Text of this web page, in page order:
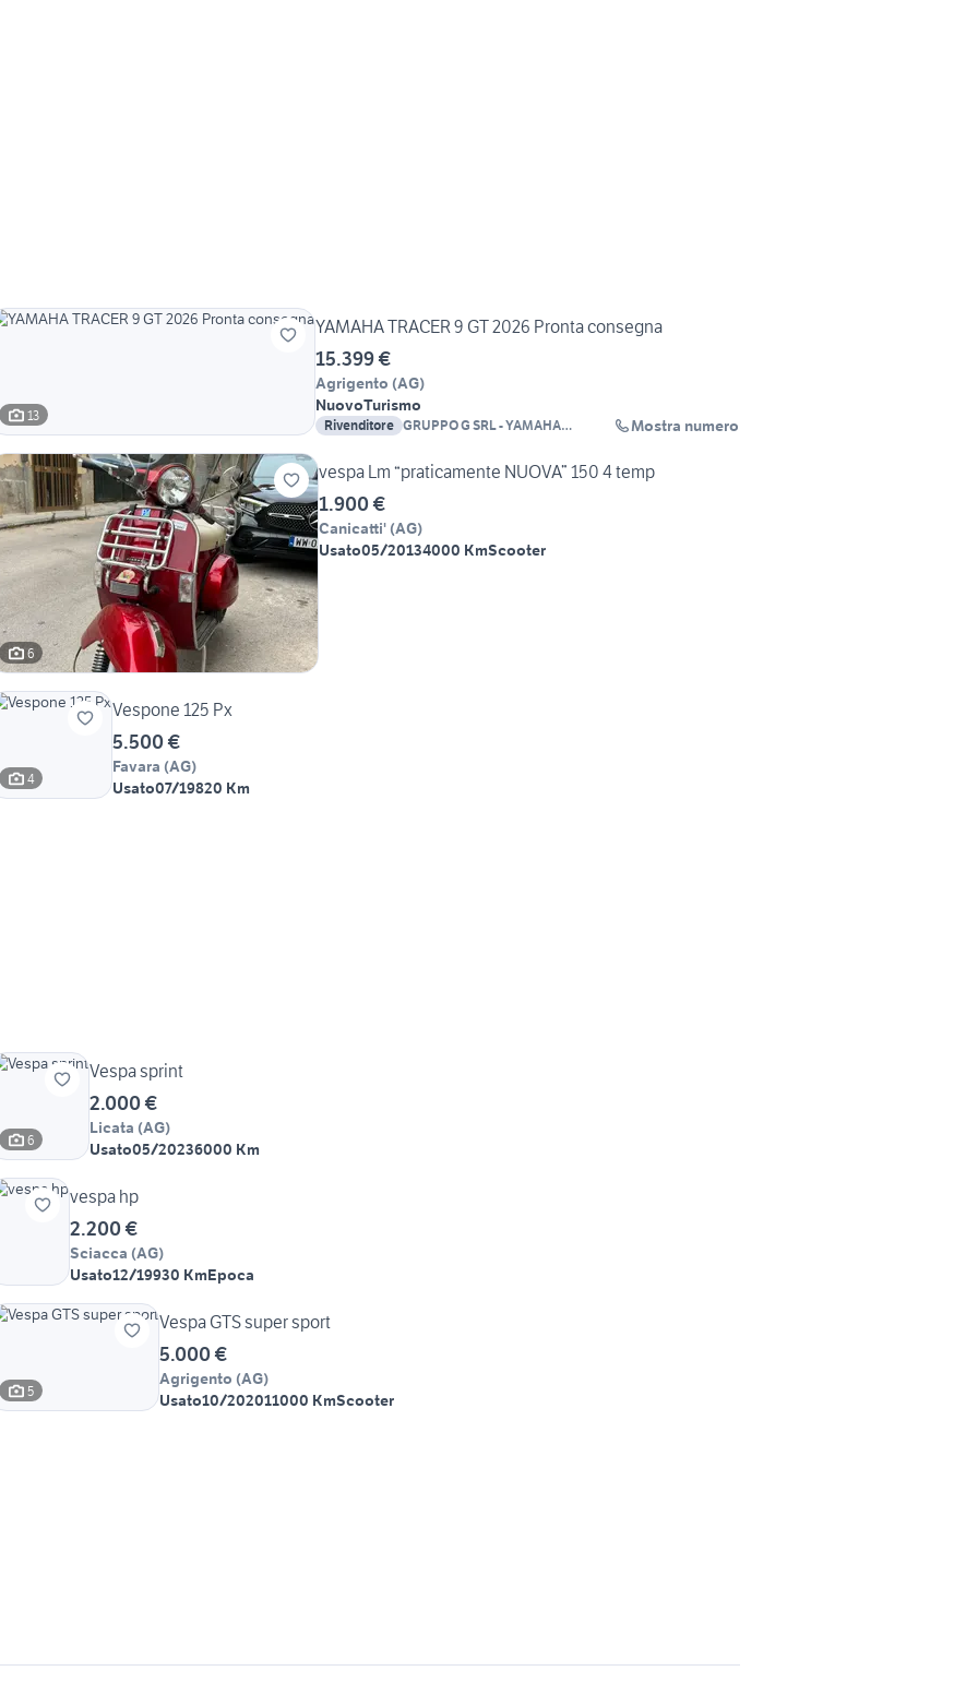
13
YAMAHA TRACER 9 GT 2026 Pronta consegna
15.399 €
Agrigento (AG)
NuovoTurismo
Rivenditore GRUPPO G SRL - YAMAHA
Mostra numero
6
vespa Lm “praticamente NUOVA” 150 4 temp
1.900 €
Canicatti' (AG)
Usato05/20134000 KmScooter
4
Vespone 125 Px
5.500 €
Favara (AG)
Usato07/19820 Km
6
Vespa sprint
2.000 €
Licata (AG)
Usato05/20236000 Km
vespa hp
2.200 €
Sciacca (AG)
Usato12/19930 KmEpoca
5
Vespa GTS super sport
5.000 €
Agrigento (AG)
Usato10/202011000 KmScooter